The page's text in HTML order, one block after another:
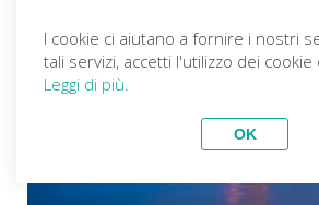
I cookie ci aiutano a fornire i nostri
tali servizi, accetti l'utilizzo dei
Leggi di più.
OK